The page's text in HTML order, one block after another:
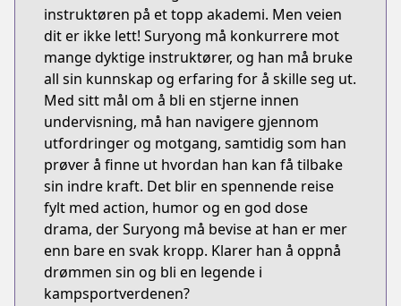
instruktøren på et topp akademi. Men veien
dit er ikke lett! Suryong må konkurrere mot
mange dyktige instruktører, og han må bruke
all sin kunnskap og erfaring for å skille seg ut.
Med sitt mål om å bli en stjerne innen
undervisning, må han navigere gjennom
utfordringer og motgang, samtidig som han
prøver å finne ut hvordan han kan få tilbake
sin indre kraft. Det blir en spennende reise
fylt med action, humor og en god dose
drama, der Suryong må bevise at han er mer
enn bare en svak kropp. Klarer han å oppnå
drømmen sin og bli en legende i
kampsportverdenen?